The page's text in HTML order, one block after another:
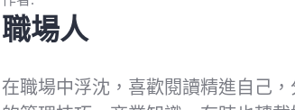
職場人
在職場中浮沈，喜歡閱讀精進自己